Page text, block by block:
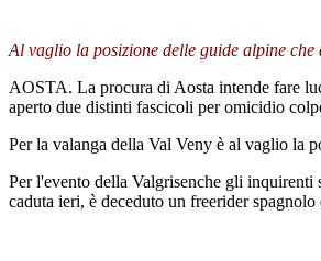
Al vaglio la posizione delle guide alpine
AOSTA. La procura di Aosta intende fare
aperto due distinti fascicoli per omicidio
Per la valanga della Val Veny è al vaglio la
Per l'evento della Valgrisenche gli inquirenti
caduta ieri, è deceduto un freerider